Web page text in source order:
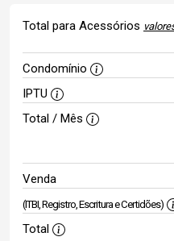
Total para Acessórios
Condomínio
IPTU
Total / Mês
Venda
(ITBI, Registro, Escritura e Certidões)
Total